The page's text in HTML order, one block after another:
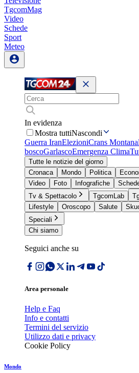
TgcomMag
Video
Schede
Sport
Meteo
In evidenza
Mostra tuttiNascondi
Guerra IranElezioniCrans Montana
boscoGarlascoEmergenza Clima
Tutte le notizie del giorno
Cronaca
Mondo Politica
Video
Foto Infografiche
Tv & Spettacolo
TgcomLab
Lifestyle
Oroscopo Salute
Speciali
Chi siamo
Seguici anche su
Area personale
Help e Faq
Info e contatti
Termini del servizio
Utilizzo dati e privacy
Cookie Policy
Mondo